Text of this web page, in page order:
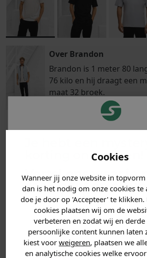
Cookies
Wanneer jij onze website in
dan is het nodig om onze cookies te
doe je door op 'Accepteer' te
cookies plaatsen wij om de
verbeteren en zodat wij en
persoonlijke content kunnen laten
kiest voor weigeren, plaatsen we
en analytische cookies welke
Over Brandon
Brandon is 1 meter 80
76 kilo en hij draagt een
maat 32 broek.
is morgen in huis!*
PRODUCTINFORMATIE
MATERIAAL & WASVOORSCHRIFT
ANDERE BESTELDEN OOK
korting ontvangen!
Vertel ons waar je
zoek bent en
jouwkorting.
Heren kleding